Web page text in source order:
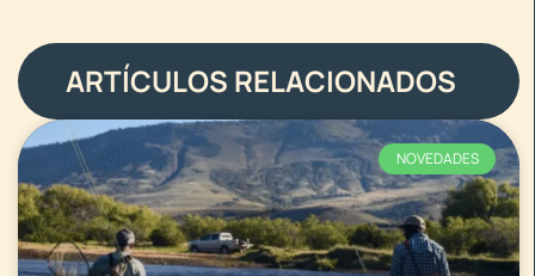
ARTÍCULOS RELACIONADOS
NOVEDADES